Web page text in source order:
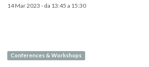
14 Mar 2023 - da 13:45 a 15:30
Conferences & Workshops